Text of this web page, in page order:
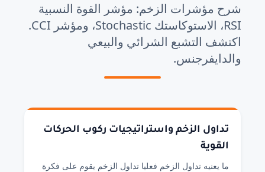
شرح مؤشرات الزخم: مؤشر القوة النسبية
RSI، الاستوكاستك Stochastic، ومؤشر CCI.
اكتشف التشبع الشرائي والبيعي
والدايفرجنس.
تداول الزخم واستراتيجيات ركوب الحركات
القوية
ما يعنيه تداول الزخم فعليا تداول الزخم يقوم على فكرة